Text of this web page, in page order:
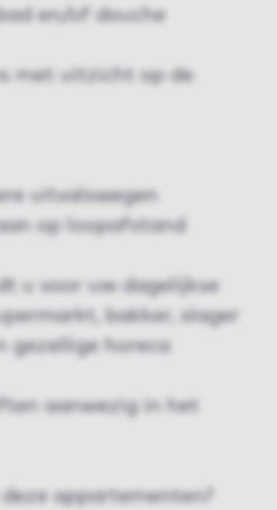
en/of douche
met uitzicht op de
uitvalswegen
op loopafstand
u voor uw dagelijkse
bakker, slager
gezellige horeca
aanwezig in het
appartementen?